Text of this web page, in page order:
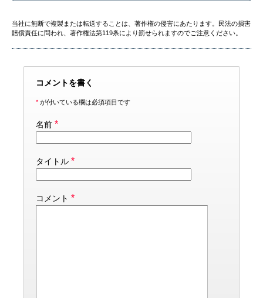
当社に無断で複製または転送することは、著作権の侵害にあたります。民法の損害
賠償責任に問われ、著作権法第119条により罰せられますのでご注意ください。
コメントを書く
* が付いている欄は必須項目です
名前 *
タイトル *
コメント *